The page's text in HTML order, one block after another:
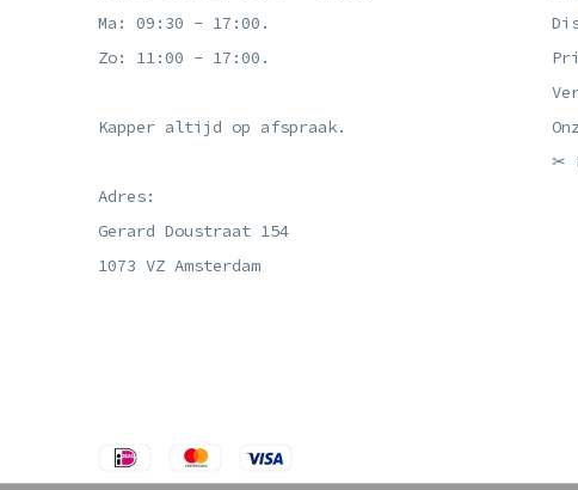
Ma: 09:30 - 17:00.
Zo: 11:00 - 17:00.
Kapper altijd op afspraak.
Adres:
Gerard Doustraat 154
1073 VZ Amsterdam
✂